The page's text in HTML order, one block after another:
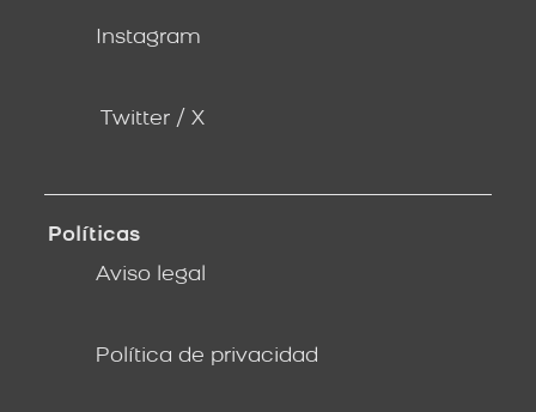
Instagram
Twitter / X
Políticas
Aviso legal
Política de privacidad